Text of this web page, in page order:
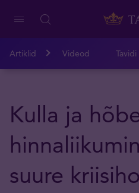
Artiklid Videod
Kulla ja
suure